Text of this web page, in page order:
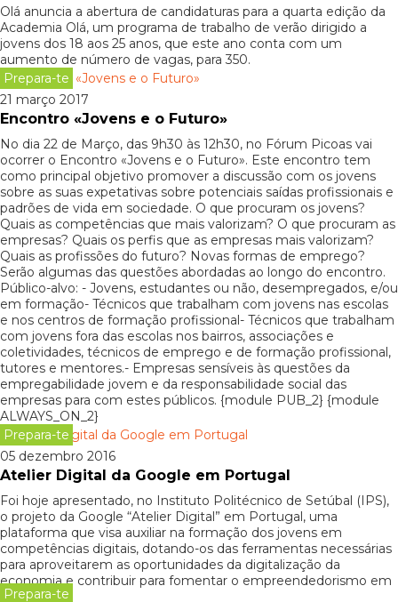
Olá anuncia a abertura de candidaturas para a quarta edição da
Academia Olá, um programa de trabalho de verão dirigido a
jovens dos 18 aos 25 anos, que este ano conta com um
aumento de número de vagas, para 350.
Prepara-te
21 março 2017
Encontro «Jovens e o Futuro»
No dia 22 de Março, das 9h30 às 12h30, no Fórum Picoas vai
ocorrer o Encontro «Jovens e o Futuro». Este encontro tem
como principal objetivo promover a discussão com os jovens
sobre as suas expetativas sobre potenciais saídas profissionais e
padrões de vida em sociedade. O que procuram os jovens?
Quais as competências que mais valorizam? O que procuram as
empresas? Quais os perfis que as empresas mais valorizam?
Quais as profissões do futuro? Novas formas de emprego?
Serão algumas das questões abordadas ao longo do encontro.
Público-alvo: - Jovens, estudantes ou não, desempregados, e/ou
em formação- Técnicos que trabalham com jovens nas escolas
e nos centros de formação profissional- Técnicos que trabalham
com jovens fora das escolas nos bairros, associações e
coletividades, técnicos de emprego e de formação profissional,
tutores e mentores.- Empresas sensíveis às questões da
empregabilidade jovem e da responsabilidade social das
empresas para com estes públicos. {module PUB_2} {module
ALWAYS_ON_2}
Prepara-te
05 dezembro 2016
Atelier Digital da Google em Portugal
Foi hoje apresentado, no Instituto Politécnico de Setúbal (IPS),
o projeto da Google “Atelier Digital” em Portugal, uma
plataforma que visa auxiliar na formação dos jovens em
competências digitais, dotando-os das ferramentas necessárias
para aproveitarem as oportunidades da digitalização da
economia e contribuir para fomentar o empreendedorismo em
Portugal.
Prepara-te